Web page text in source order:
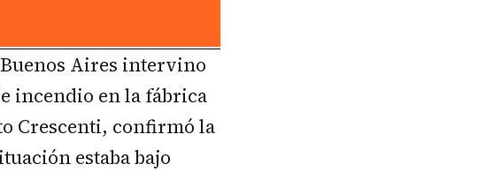
Aires intervino
incendio en la fábrica
Crescenti, confirmó la
estaba bajo